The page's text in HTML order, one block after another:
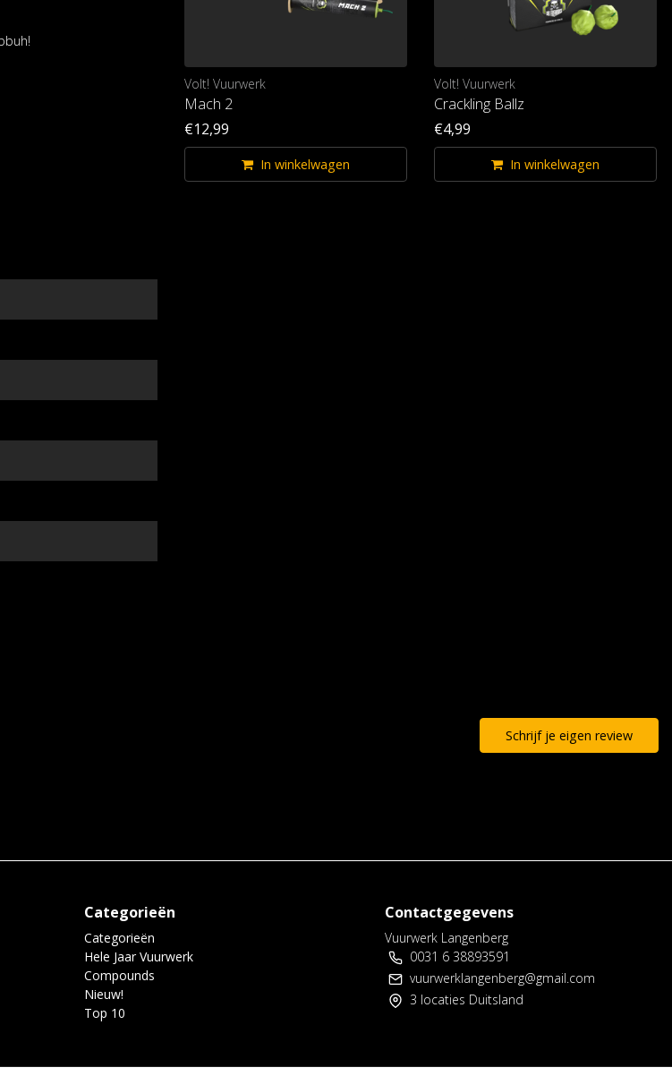
Volt! Vuurwerk
Mach 2
€12,99
In winkelwagen
Volt! Vuurwerk
Crackling Ballz
€4,99
In winkelwagen
Schrijf je eigen review
Categorieën
Categorieën
Hele Jaar Vuurwerk
Compounds
Nieuw!
Top 10
Contactgegevens
Vuurwerk Langenberg
0031 6 38893591
vuurwerklangenberg@gmail.com
3 locaties Duitsland